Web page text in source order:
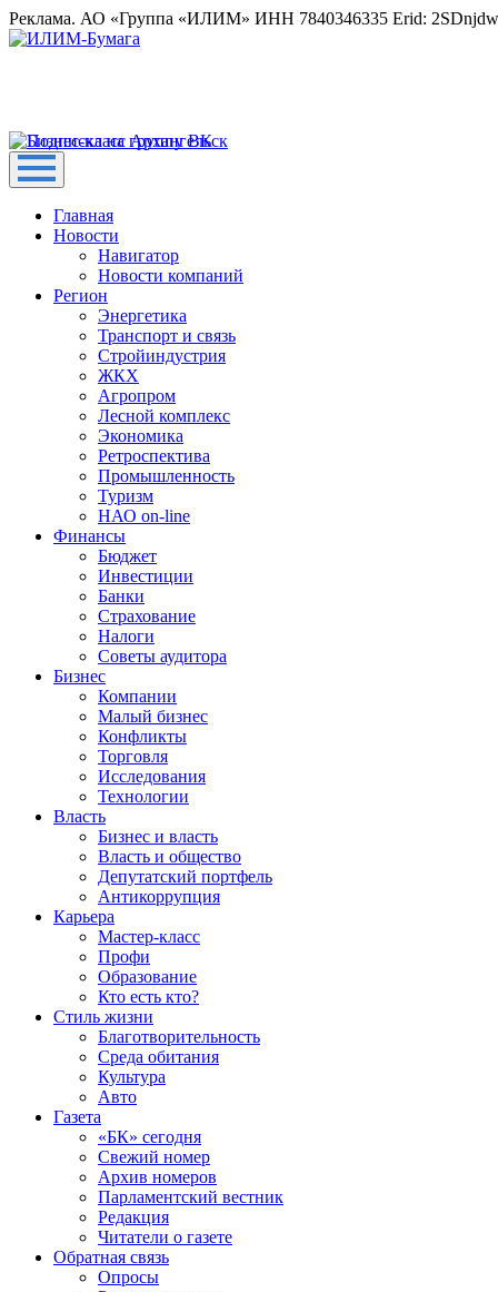
Реклама. АО «Группа «ИЛИМ» ИНН 7840346335 Erid:
Главная
Новости
Навигатор
Новости компаний
Регион
Энергетика
Транспорт и связь
Стройиндустрия
ЖКХ
Агропром
Лесной комплекс
Экономика
Ретроспектива
Промышленность
Туризм
НАО on-line
Финансы
Бюджет
Инвестиции
Банки
Страхование
Налоги
Советы аудитора
Бизнес
Компании
Малый бизнес
Конфликты
Торговля
Исследования
Технологии
Власть
Бизнес и власть
Власть и общество
Депутатский портфель
Антикоррупция
Карьера
Мастер-класс
Профи
Образование
Кто есть кто?
Стиль жизни
Благотворительность
Среда обитания
Культура
Авто
Газета
«БК» сегодня
Свежий номер
Архив номеров
Парламентский вестник
Редакция
Читатели о газете
Обратная связь
Опросы